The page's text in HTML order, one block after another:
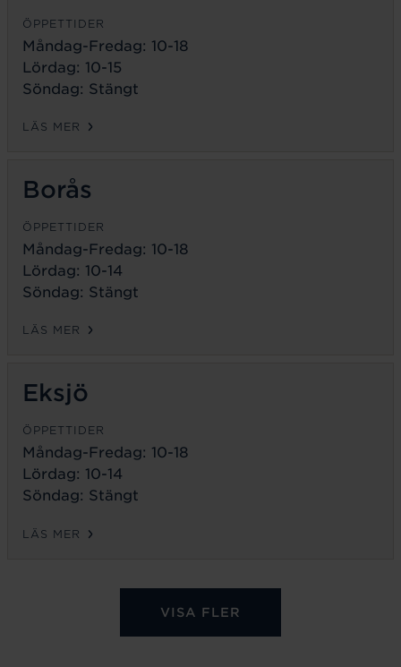
ÖPPETTIDER
Måndag-Fredag: 10-18
Lördag: 10-15
Söndag: Stängt
LÄS MER
Borås
ÖPPETTIDER
Måndag-Fredag: 10-18
Lördag: 10-14
Söndag: Stängt
LÄS MER
Eksjö
ÖPPETTIDER
Måndag-Fredag: 10-18
Lördag: 10-14
Söndag: Stängt
LÄS MER
VISA FLER